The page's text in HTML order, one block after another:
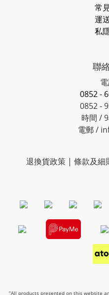
常
運
私
聯
0852 -
0852 -
時間 /
電郵 /
退換貨政策 | 條款及
“All products presented on this website